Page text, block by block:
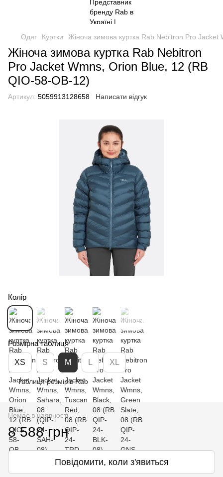
Одяг Куртки Жіноча зимова куртка Rab Nebitron Pro
Жіноча зимова куртка Rab Nebitron
Pro Jacket Wmns, Orion Blue, 12 (RB
QIO-58-OB-12)
Артикул: 5059913128658 Написати відгук
Колір
Розмірна таблиця
XS S M L XL
Таблиця розмірів Rab
Немає в наявності
8 588 грн
Повідомити, коли з'явиться